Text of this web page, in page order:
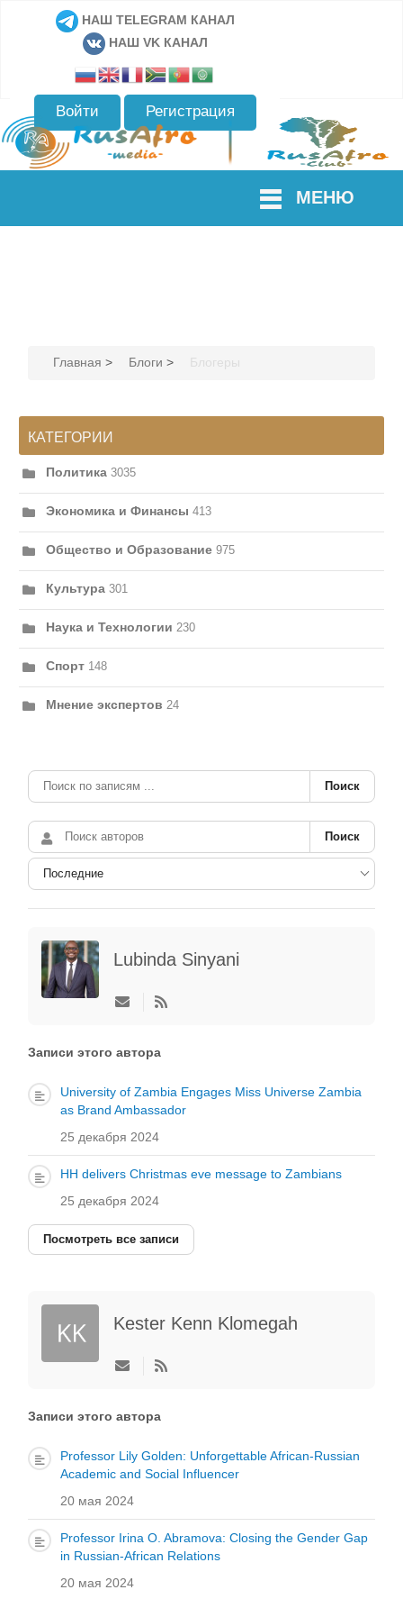
НАШ TELEGRAM КАНАЛ
НАШ VK КАНАЛ
Войти Регистрация
МЕНЮ
Главная > Блоги > Блогеры
КАТЕГОРИИ
Политика 3035
Экономика и Финансы 413
Общество и Образование 975
Культура 301
Наука и Технологии 230
Спорт 148
Мнение экспертов 24
Поиск
Поиск
Lubinda Sinyani
Подписаться
автора
Записи этого автора
University of Zambia Engages Miss Universe Zambia
as Brand Ambassador
25 декабря 2024
HH delivers Christmas eve message to Zambians
25 декабря 2024
Посмотреть все записи
Kester Kenn Klomegah
Подписаться
автора
Записи этого автора
Professor Lily Golden: Unforgettable African-Russian
Academic and Social Influencer
20 мая 2024
Professor Irina O. Abramova: Closing the Gender Gap
in Russian-African Relations
20 мая 2024